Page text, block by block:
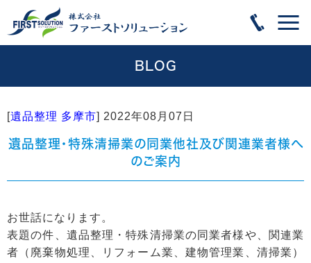
BLOG
[遺品整理 多摩市] 2022年08月07日
遺品整理・特殊清掃業の同業他社及び関連業者様へ
のご案内
お世話になります。
表題の件、遺品整理・特殊清掃業の同業者様や、関連業
者（廃棄物処理、リフォーム業、建物管理業、清掃業）